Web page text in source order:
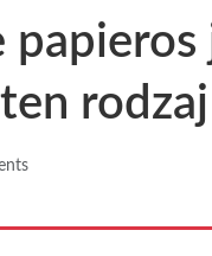
papieros